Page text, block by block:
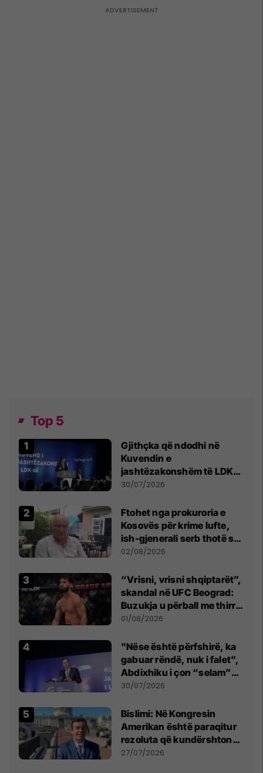
Top 5
Gjithçka që ndodhi në
Kuvendin e
jashtëzakonshëm të LDK-
së
30/07/2026
Ftohet nga prokuroria e
Kosovës për krime lufte,
ish-gjenerali serb thotë se
dikush e tradhtoi në
02/08/2026
“Vrisni, vrisni shqiptarët”,
skandal në UFC Beograd:
Buzukja u përball me thirrje
anti-shqiptare nga
01/08/2026
"Nëse është përfshirë, ka
gabuar rëndë, nuk i falet",
Abdixhiku i çon “selam”
Përparim Ramës
30/07/2026
Bislimi: Në Kongresin
Amerikan është paraqitur
rezoluta që kundërshton
mbajtjen e Asamblesë
27/07/2026